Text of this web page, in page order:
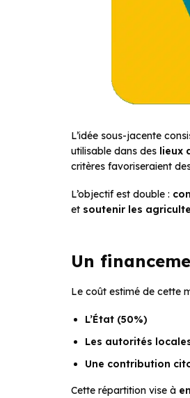
L’idée sous-jacente
utilisable dans des lieux
critères favoriseraient
L’objectif est double :
et soutenir les
Un
Le coût estimé de cette
L’État (50%)
Les autorités
Une contribution
Cette répartition vise à